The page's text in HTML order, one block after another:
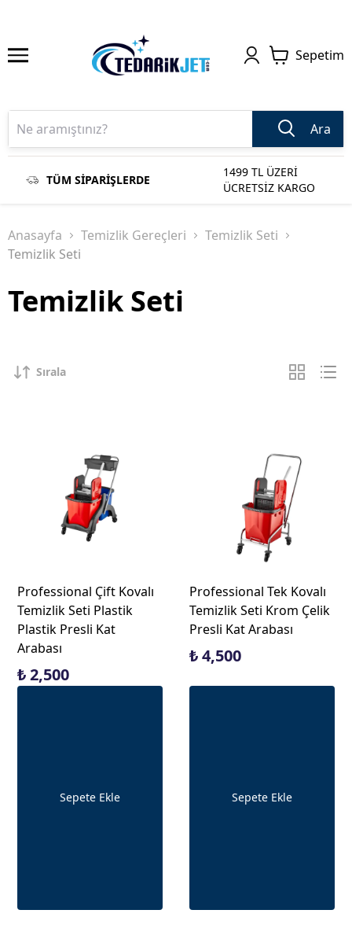
Sepetim
Ara
TÜM SİPARİŞLERDE
1499 TL ÜZERİ
ÜCRETSİZ KARGO
Anasayfa Temizlik Gereçleri
Temizlik Seti
Temizlik Seti
Temizlik Seti
Sırala
Professional Çift Kovalı
Temizlik Seti Plastik
Plastik Presli Kat
Arabası
₺ 2,500
Sepete Ekle
Professional Tek Kovalı
Temizlik Seti Krom Çelik
Presli Kat Arabası
₺ 4,500
Sepete Ekle